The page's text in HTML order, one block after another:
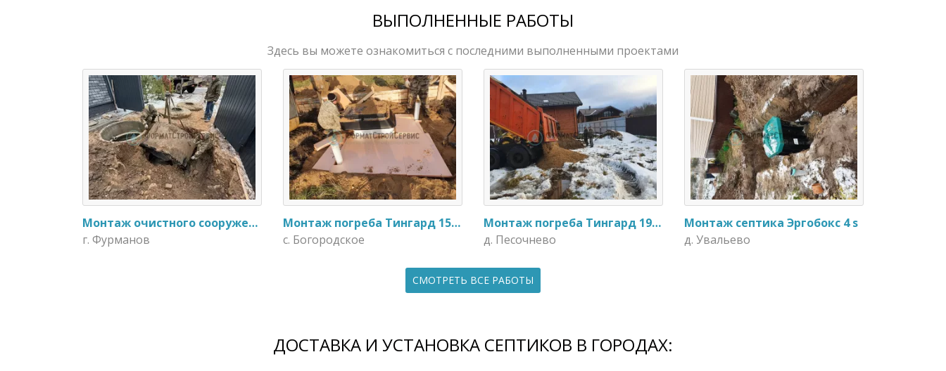
ВЫПОЛНЕННЫЕ РАБОТЫ
Здесь вы можете ознакомиться с последними выполненными проектами
Монтаж очистного сооружения Тверь - 1.1ПН в загородном доме
г. Фурманов
Монтаж погреба Тингард 1500
с. Богородское
Монтаж погреба Тингард 1900
д. Песочнево
Монтаж септика Эргобокс 4 s
д. Увальево
СМОТРЕТЬ ВСЕ РАБОТЫ
ДОСТАВКА И УСТАНОВКА СЕПТИКОВ В ГОРОДАХ: